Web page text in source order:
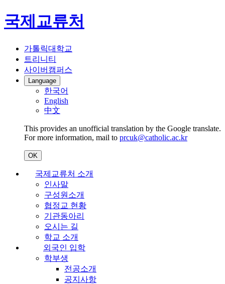
국제교류처
가톨릭대학교
트리니티
사이버캠퍼스
Language
한국어
English
中文
This provides an unofficial translation by the Google translate.
For more information, mail to prcuk@catholic.ac.kr
OK
국제교류처 소개
인사말
구성원소개
협정교 현황
기관동아리
오시는 길
학교 소개
외국인 입학
학부생
전공소개
공지사항